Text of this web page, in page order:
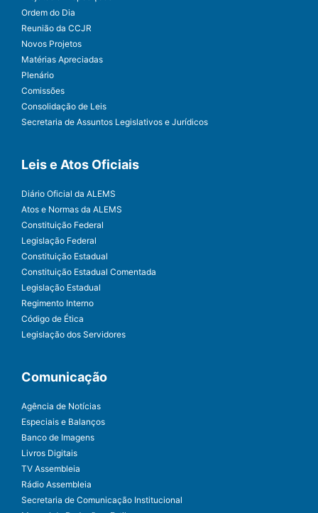
Ordem do Dia
Reunião da CCJR
Novos Projetos
Matérias Apreciadas
Plenário
Comissões
Consolidação de Leis
Secretaria de Assuntos Legislativos e Jurídicos
Leis e Atos Oficiais
Diário Oficial da ALEMS
Atos e Normas da ALEMS
Constituição Federal
Legislação Federal
Constituição Estadual
Constituição Estadual Comentada
Legislação Estadual
Regimento Interno
Código de Ética
Legislação dos Servidores
Comunicação
Agência de Notícias
Especiais e Balanços
Banco de Imagens
Livros Digitais
TV Assembleia
Rádio Assembleia
Secretaria de Comunicação Institucional